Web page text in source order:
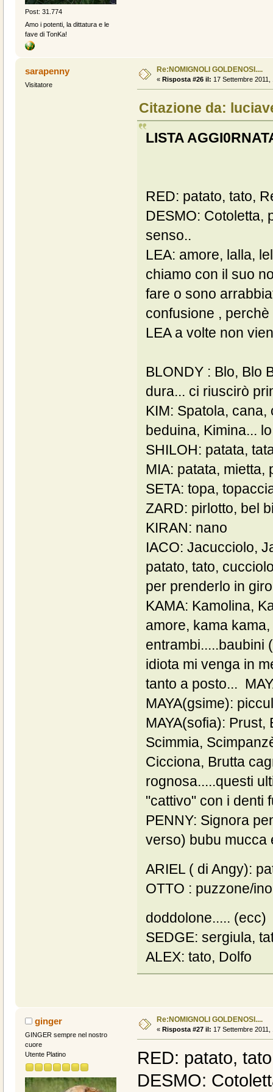
Post: 31.774
Amo i potenti, la dittatura e le
fave di TonKa!
sarapenny
Visitatore
Re:NOMIGNOLI GOLDENOSI....
« Risposta #26 il: 17 Settembre 2011,
Citazione da:
LISTA
RED: patato, tato,
DESMO: Cotoletta,
senso..
LEA: amore, lalla,
chiamo con il suo
fare o sono
confusione ,
LEA a volte non
BLONDY : Blo, Blo
dura... ci riuscirò
KIM: Spatola,
beduina, Kimina...
SHILOH: patata,
MIA: patata, mietta,
SETA: topa,
ZARD: pirlotto, bel
KIRAN: nano
IACO: Jacucciolo,
patato, tato,
per prenderlo in
KAMA: Kamolina,
amore, kama
entrambi.....baubini
idiota mi venga in
tanto a posto...
MAYA(gsime):
MAYA(sofia):
Scimmia,
Cicciona, Brutta
rognosa.....questi
"cattivo" con i denti
PENNY: Signora
verso) bubu mucca
ARIEL ( di Angy):
OTTO : puzzone/
doddolone..... (ecc)
SEDGE: sergiula,
ALEX: tato, Dolfo
ginger
GINGER sempre nel nostro
cuore
Utente Platino
Re:NOMIGNOLI GOLDENOSI....
« Risposta #27 il: 17 Settembre 2011,
RED: patato,
DESMO: